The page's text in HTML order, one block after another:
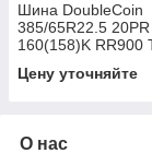
Шина DoubleCoin
385/65R22.5 20PR
160(158)K RR900
Цену уточняйте
О нас